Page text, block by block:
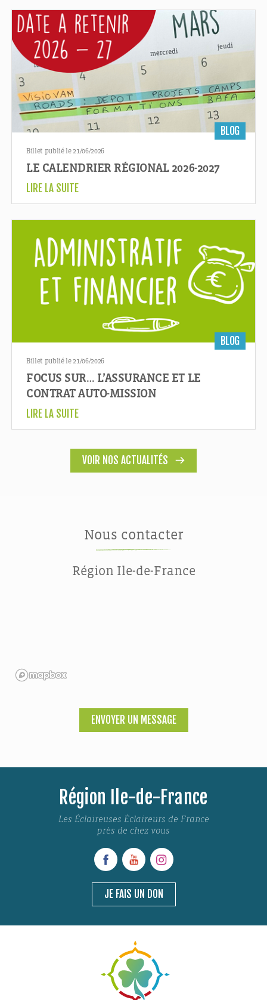
BLOG
Billet publié le 21/06/2026
LE CALENDRIER RÉGIONAL 2026-2027
LIRE LA SUITE
BLOG
Billet publié le 21/06/2026
FOCUS SUR… L’ASSURANCE ET LE
CONTRAT AUTO-MISSION
LIRE LA SUITE
VOIR NOS ACTUALITÉS
Nous contacter
Région Ile-de-France
ENVOYER UN MESSAGE
Région Ile-de-France
Les Éclaireuses Éclaireurs de France
près de chez vous
JE FAIS UN DON